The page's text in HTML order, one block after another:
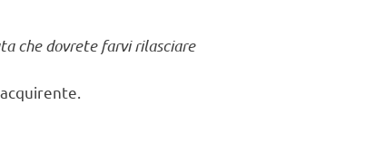
che dovrete farvi rilasciare